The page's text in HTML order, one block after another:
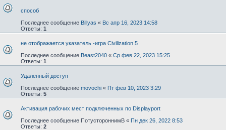
способ
Последнее сообщение Billyas « Вс апр 16, 2023 14:58
Ответы: 1
не отображается указатель -игра Civilization 5
Последнее сообщение Beast2040 « Ср фев 22, 2023 15:25
Ответы: 1
Удаленный доступ
Последнее сообщение movochi « Пт фев 10, 2023 3:29
Ответы: 5
Активация рабочих мест подключенных по Displayport
Последнее сообщение ПотустороннимВ « Пн дек 26, 2022 8:53
Ответы: 2